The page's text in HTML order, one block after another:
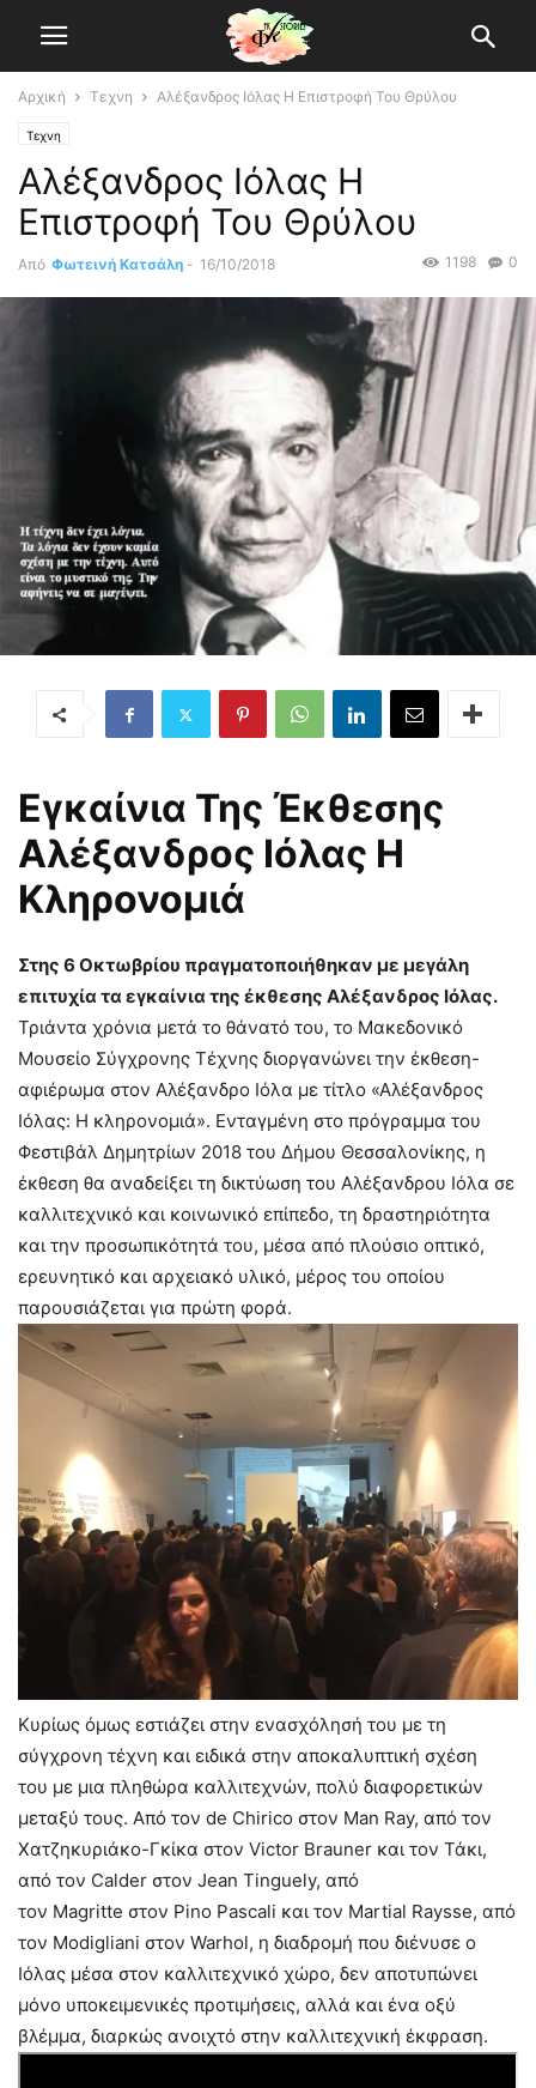
Αρχική Τεχνη Αλέξανδρος Ιόλας Η Επιστροφή Του Θρύλου
Τεχνη
Αλέξανδρος Ιόλας Η
Επιστροφή Του Θρύλου
Από Φωτεινή Κατσάλη - 16/10/2018 0
1198
Εγκαίνια Της Έκθεσης
Αλέξανδρος Ιόλας Η
Κληρονομιά
Στης 6 Οκτωβρίου πραγματοποιήθηκαν με μεγάλη
επιτυχία τα εγκαίνια της έκθεσης Αλέξανδρος Ιόλας.
Τριάντα χρόνια μετά το θάνατό του, το Μακεδονικό
Μουσείο Σύγχρονης Τέχνης διοργανώνει την έκθεση-
αφιέρωμα στον Αλέξανδρο Ιόλα με τίτλο «Αλέξανδρος
Ιόλας: Η κληρονομιά». Ενταγμένη στο πρόγραμμα του
Φεστιβάλ Δημητρίων 2018 του Δήμου Θεσσαλονίκης, η
έκθεση θα αναδείξει τη δικτύωση του Αλέξανδρου Ιόλα σε
καλλιτεχνικό και κοινωνικό επίπεδο, τη δραστηριότητα
και την προσωπικότητά του, μέσα από πλούσιο οπτικό,
ερευνητικό και αρχειακό υλικό, μέρος του οποίου
παρουσιάζεται για πρώτη φορά.
Κυρίως όμως εστιάζει στην ενασχόλησή του με τη
σύγχρονη τέχνη και ειδικά στην αποκαλυπτική σχέση
του με μια πληθώρα καλλιτεχνών, πολύ διαφορετικών
μεταξύ τους. Από τον de Chirico στον Man Ray, από τον
Χατζηκυριάκο-Γκίκα στον Victor Brauner και τον Τάκι,
από τον Calder στον Jean Tinguely, από
τον Magritte στον Pino Pascali και τον Martial Raysse, από
τον Modigliani στον Warhol, η διαδρομή που διένυσε ο
Ιόλας μέσα στον καλλιτεχνικό χώρο, δεν αποτυπώνει
μόνο υποκειμενικές προτιμήσεις, αλλά και ένα οξύ
βλέμμα, διαρκώς ανοιχτό στην καλλιτεχνική έκφραση.